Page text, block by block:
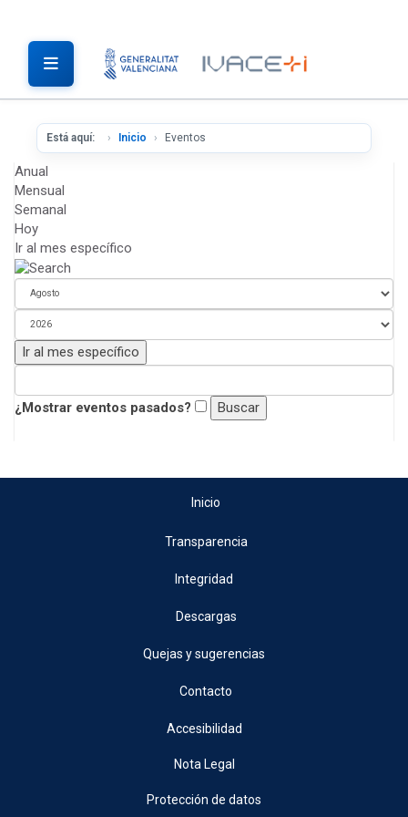
Está aquí: Inicio Eventos
Anual
Mensual
Semanal
Hoy
Ir al mes específico
Ir al mes específico
¿Mostrar eventos pasados?
Inicio
Transparencia
Integridad
Descargas
Quejas y sugerencias
Contacto
Accesibilidad
Nota Legal
Protección de datos